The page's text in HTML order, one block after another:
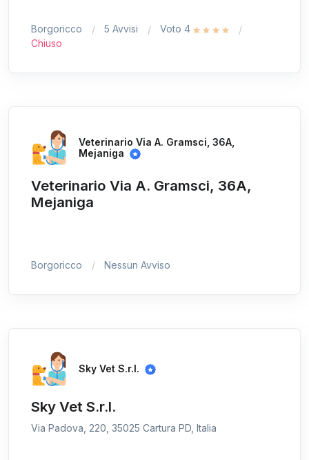
Borgoricco 5 Avvisi
Voto 4
Chiuso
Veterinario Via A. Gramsci, 36A,
Mejaniga
Veterinario Via A. Gramsci, 36A,
Mejaniga
Borgoricco Nessun Avviso
Sky Vet S.r.l.
Sky Vet S.r.l.
Via Padova, 220, 35025 Cartura PD, Italia